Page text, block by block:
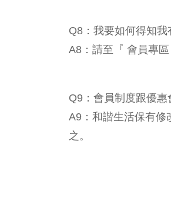
Q8：我要如何得知我
A8：請至『 會員專
Q9：會員制度跟優惠
A9：和諧生活保有修
之。